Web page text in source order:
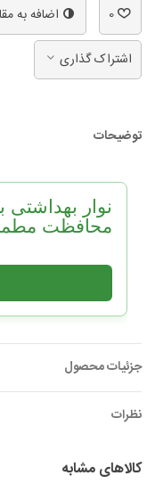
0 اضافه به
اشتراک گذاری
توضیحات
نوار بهداشتی
محافظت
ویژگی‌های
دایموند
جزئیات محصول
نظرات
کالاهای مشابه